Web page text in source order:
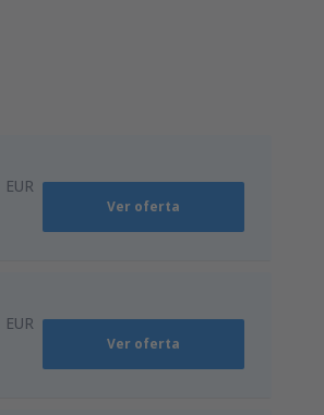
EUR
Ver oferta
EUR
Ver oferta